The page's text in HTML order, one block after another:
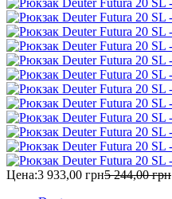
Цена:3 933,00 грн5 244,00 грн